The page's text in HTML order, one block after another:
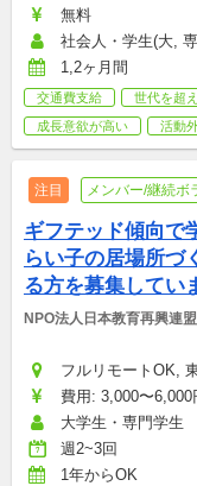
無料
社会人・学生(大,
1,2ヶ月間
交通費支給 世代を超
成長意欲が高い
活動
注目 メンバー/継続ボ
ギフテッド傾向で
らい子の居場所づ
る方を募集してい
NPO法人日本教育再興連
フルリモートOK,
費用: 3,000〜6,000
大学生・専門学生
週2~3回
1年からOK